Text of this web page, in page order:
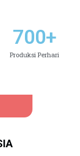
700+
Produksi Perhari